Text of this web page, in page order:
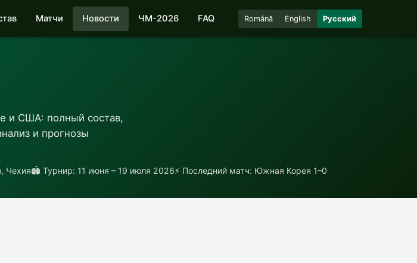
Матчи Новости ЧМ-2026 FAQ Română English Русский
и США: полный состав,
и прогнозы
Чехия🏟 Турнир: 11 июня – 19 июля 2026⚡ Последний матч: Южная Корея 1–0